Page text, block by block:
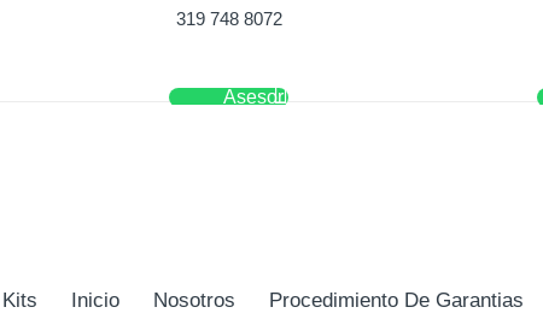
319 748 8072
Asesor
Kits Inicio Nosotros Procedimiento De Garantias